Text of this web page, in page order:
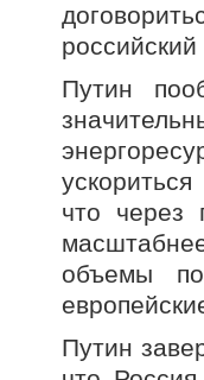
Путин
что через
объемы
Путин